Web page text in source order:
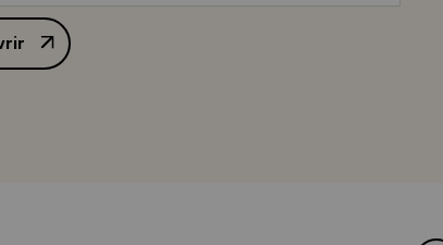
tient en trois mots : "évacuation du
aussi simplement ? Faut-il tout
se sera retiré du Koweit ou faut-il
de M. François Mitterrand, Président de la